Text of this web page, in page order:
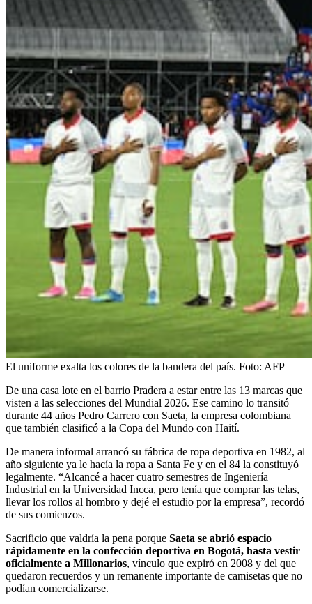
El uniforme exalta los colores de la bandera del país. Foto: AFP
De una casa lote en el barrio Pradera a estar entre las 13 marcas que
visten a las selecciones del Mundial 2026. Ese camino lo transitó
durante 44 años Pedro Carrero con Saeta, la empresa colombiana
que también clasificó a la Copa del Mundo con Haití.
De manera informal arrancó su fábrica de ropa deportiva en 1982, al
año siguiente ya le hacía la ropa a Santa Fe y en el 84 la constituyó
legalmente. “Alcancé a hacer cuatro semestres de Ingeniería
Industrial en la Universidad Incca, pero tenía que comprar las telas,
llevar los rollos al hombro y dejé el estudio por la empresa”, recordó
de sus comienzos.
Sacrificio que valdría la pena porque Saeta se abrió espacio
rápidamente en la confección deportiva en Bogotá, hasta vestir
oficialmente a Millonarios, vínculo que expiró en 2008 y del que
quedaron recuerdos y un remanente importante de camisetas que no
podían comercializarse.